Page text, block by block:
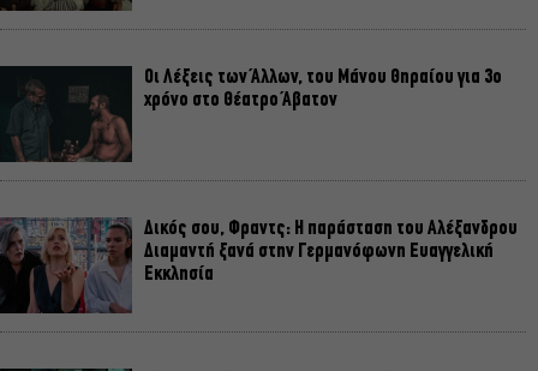
Οι Λέξεις των Άλλων, του Μάνου Θηραίου για 3ο
χρόνο στο Θέατρο Άβατον
Δικός σου, Φραντς: Η παράσταση του Αλέξανδρου
Διαμαντή ξανά στην Γερμανόφωνη Ευαγγελική
Εκκλησία